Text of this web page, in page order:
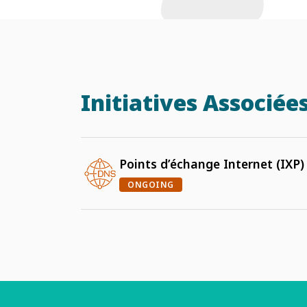
Initiatives
Points d’échange Internet (IXP)
ONGOING